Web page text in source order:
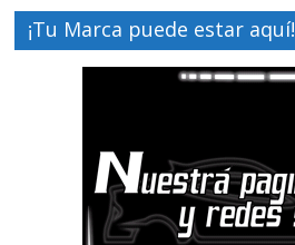
¡Tu Marca puede estar aquí!